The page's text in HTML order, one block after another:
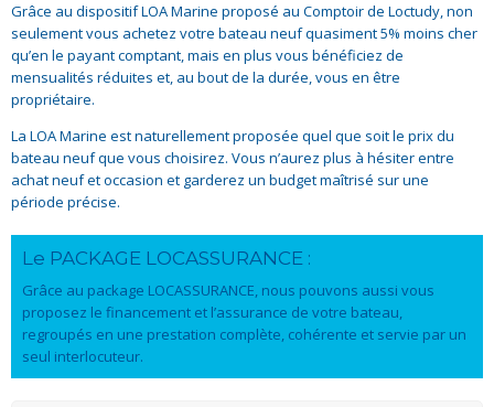
Grâce au dispositif LOA Marine proposé au Comptoir de Loctudy, non
seulement vous achetez votre bateau neuf quasiment 5% moins cher
qu’en le payant comptant, mais en plus vous bénéficiez de
mensualités réduites et, au bout de la durée, vous en être
propriétaire.
La LOA Marine est naturellement proposée quel que soit le prix du
bateau neuf que vous choisirez. Vous n’aurez plus à hésiter entre
achat neuf et occasion et garderez un budget maîtrisé sur une
période précise.
Le PACKAGE LOCASSURANCE :
Grâce au package LOCASSURANCE, nous pouvons aussi vous
proposez le financement et l’assurance de votre bateau,
regroupés en une prestation complète, cohérente et servie par un
seul interlocuteur.